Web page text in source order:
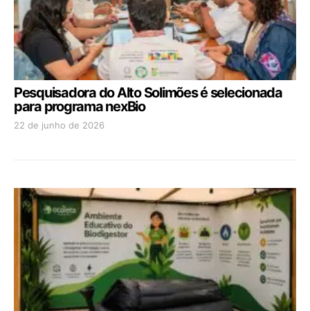
Pesquisadora do Alto Solimões é selecionada
para programa nexBio
22 de junho de 2026